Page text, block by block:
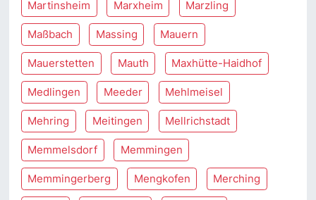
Martinsheim Marxheim Marzling
Maßbach Massing Mauern
Mauerstetten Mauth Maxhütte-Haidhof
Medlingen Meeder Mehlmeisel
Mehring Meitingen Mellrichstadt
Memmelsdorf Memmingen
Memmingerberg Mengkofen Merching